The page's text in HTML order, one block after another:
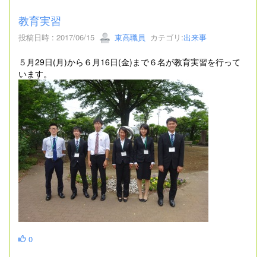
教育実習
投稿日時 : 2017/06/15 東高職員 カテゴリ:出来事
５月29日(月)から６月16日(金)まで６名が教育実習を行って
います。
0